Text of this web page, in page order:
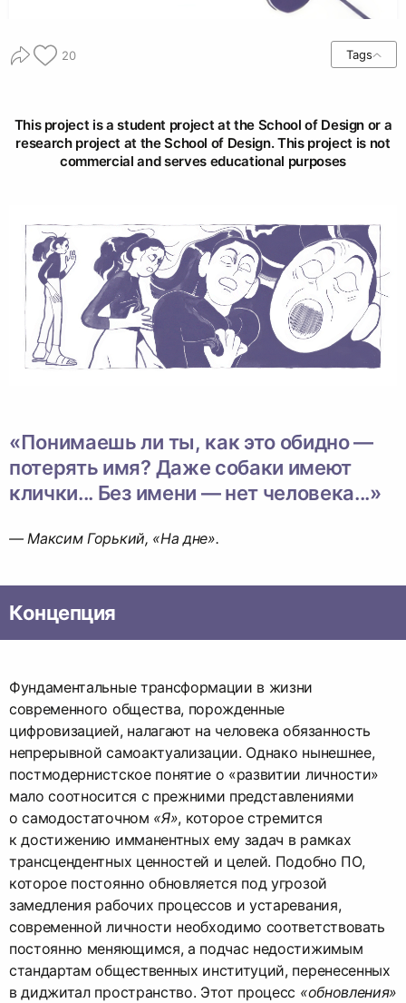
20 Tags
This project is a student project at the School of Design or a
research project at the School of Design. This project is not
commercial and serves educational purposes
«Понимаешь ли ты, как это обидно —
потерять имя? Даже собаки имеют
клички... Без имени — нет человека...»
— Максим Горький, «На дне».
Концепция
Фундаментальные трансформации в жизни
современного общества, порожденные
цифровизацией, налагают на человека обязанность
непрерывной самоактуализации. Однако нынешнее,
постмодернистское понятие о «развитии личности»
мало соотносится с прежними представлениями
о самодостаточном «Я», которое стремится
к достижению имманентных ему задач в рамках
трансцендентных ценностей и целей. Подобно ПО,
которое постоянно обновляется под угрозой
замедления рабочих процессов и устаревания,
современной личности необходимо соответствовать
постоянно меняющимся, а подчас недостижимым
стандартам общественных институций, перенесенных
в диджитал пространство. Этот процесс «обновления»